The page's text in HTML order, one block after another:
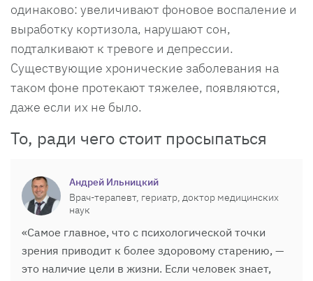
одинаково: увеличивают фоновое воспаление и
выработку кортизола, нарушают сон,
подталкивают к тревоге и депрессии.
Существующие хронические заболевания на
таком фоне протекают тяжелее, появляются,
даже если их не было.
То, ради чего стоит просыпаться
Андрей Ильницкий
Врач-терапевт, гериатр, доктор медицинских
наук
«Самое главное, что с психологической точки
зрения приводит к более здоровому старению, —
это наличие цели в жизни. Если человек знает,